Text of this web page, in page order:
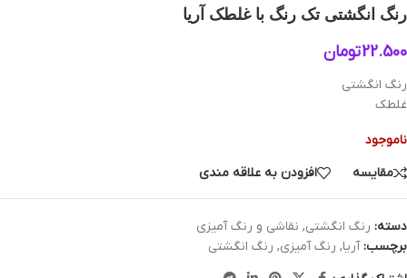
رنگ انگشتی تک رنگ با غلطک آریا
22.500تومان
رنگ انگشتی
غلطک
ناموجود
مقایسه
افزودن به علاقه مندی
دسته: رنگ انگشتی, نقاشی و رنگ آمیزی
برچسب: آریا, رنگ آمیزی, رنگ انگشتی